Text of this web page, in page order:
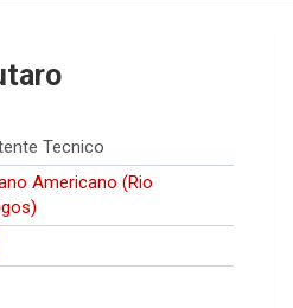
Tecnico
Americano (Rio